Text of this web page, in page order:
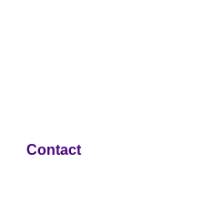
Contact